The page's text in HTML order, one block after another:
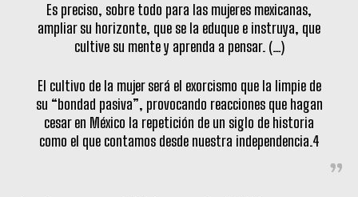
Es preciso, sobre todo para las mujeres mexicanas,
ampliar su horizonte, que se la eduque e instruya, que
cultive su mente y aprenda a pensar. (…)
El cultivo de la mujer será el exorcismo que la limpie de
su “bondad pasiva”, provocando reacciones que hagan
cesar en México la repetición de un siglo de historia
como el que contamos desde nuestra independencia.4